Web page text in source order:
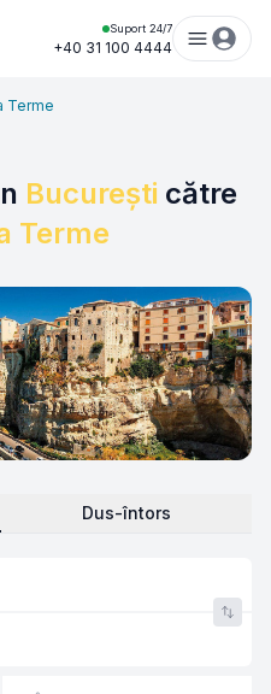
Suport 24/7
+40 31 100 4444
București către
Terme
Dus-întors
Terme